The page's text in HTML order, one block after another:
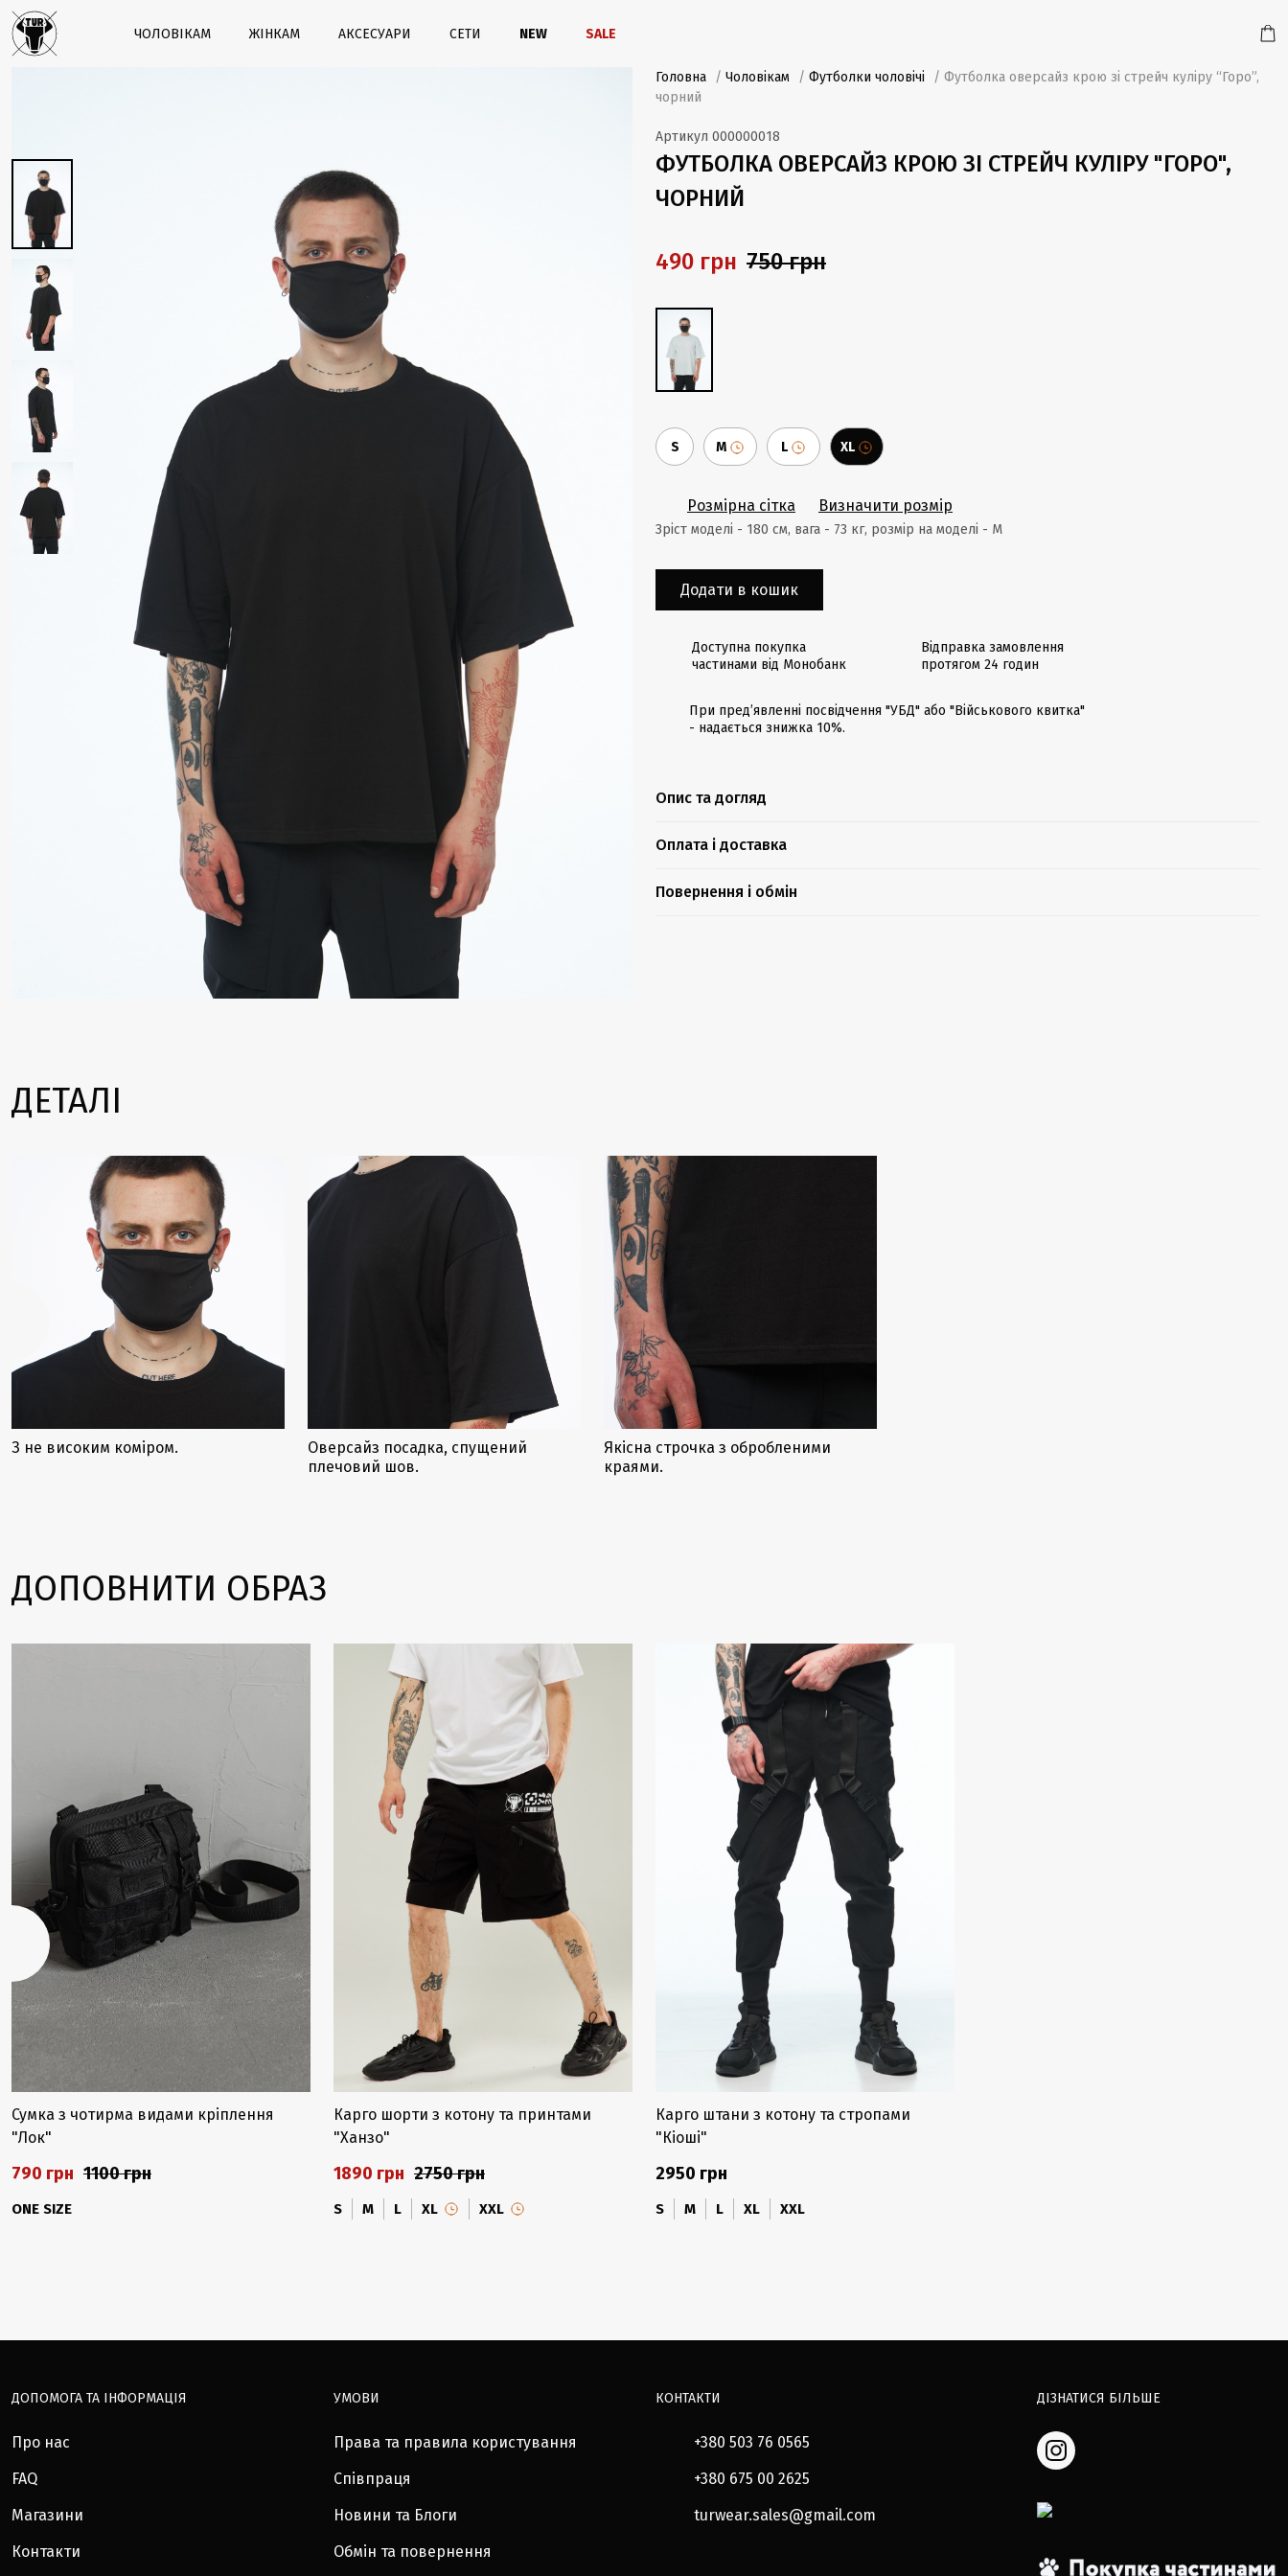
ЧОЛОВІКАМ ЖІНКАМ АКСЕСУАРИ СЕТИ NEW SALE
Головна / Чоловікам / Футболки чоловічі
/ Футболка оверсайз крою зі стрейч куліру “Горо”,
чорний
Артикул 000000018
ФУТБОЛКА ОВЕРСАЙЗ КРОЮ ЗІ СТРЕЙЧ КУЛІРУ "ГОРО",
ЧОРНИЙ
490 грн 750 грн
S M L XL
Розмірна сітка Визначити розмір
Зріст моделі - 180 cм, вага - 73 кг, розмір на моделі - М
Додати в кошик
Доступна покупка
частинами від Монобанк
Відправка замовлення
протягом 24 годин
При предʼявленні посвідчення "УБД" або "Військового квитка"
- надається знижка 10%.
Опис та догляд
Оплата і доставка
Повернення і обмін
ДЕТАЛІ
З не високим коміром.
Оверсайз посадка, спущений
плечовий шов.
Якісна строчка з обробленими
краями.
ДОПОВНИТИ ОБРАЗ
Сумка з чотирма видами кріплення
"Лок"
790 грн 1100 грн
ONE SIZE
Карго шорти з котону та принтами
"Ханзо"
1890 грн 2750 грн
S M L XL XXL
Карго штани з котону та стропами
"Кіоші"
2950 грн
S M L XL XXL
ДОПОМОГА ТА ІНФОРМАЦІЯ
Про нас
FAQ
Магазини
Контакти
УМОВИ
Права та правила користування
Співпраця
Новини та Блоги
Обмін та повернення
КОНТАКТИ
+380 503 76 0565
+380 675 00 2625
turwear.sales@gmail.com
ДІЗНАТИСЯ БІЛЬШЕ